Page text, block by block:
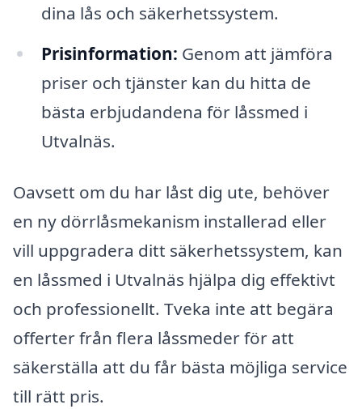
dina lås och säkerhetssystem.
Prisinformation: Genom att jämföra
priser och tjänster kan du hitta de
bästa erbjudandena för låssmed i
Utvalnäs.
Oavsett om du har låst dig ute, behöver
en ny dörrlåsmekanism installerad eller
vill uppgradera ditt säkerhetssystem, kan
en låssmed i Utvalnäs hjälpa dig effektivt
och professionellt. Tveka inte att begära
offerter från flera låssmeder för att
säkerställa att du får bästa möjliga service
till rätt pris.